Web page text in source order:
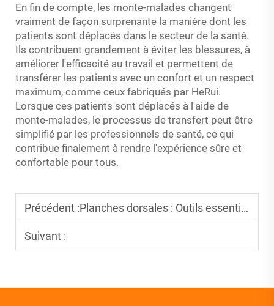
En fin de compte, les monte-malades changent
vraiment de façon surprenante la manière dont les
patients sont déplacés dans le secteur de la santé.
Ils contribuent grandement à éviter les blessures, à
améliorer l'efficacité au travail et permettent de
transférer les patients avec un confort et un respect
maximum, comme ceux fabriqués par HeRui.
Lorsque ces patients sont déplacés à l'aide de
monte-malades, le processus de transfert peut être
simplifié par les professionnels de santé, ce qui
contribue finalement à rendre l'expérience sûre et
confortable pour tous.
Précédent :Planches dorsales : Outils essentiels pour le transport des patients
Suivant :